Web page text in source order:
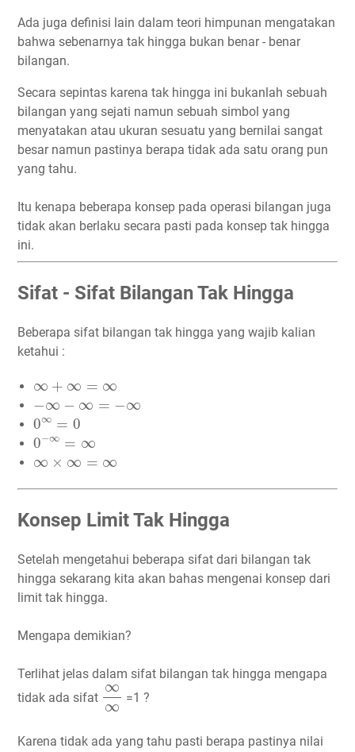
Ada juga definisi lain dalam teori himpunan mengatakan
bahwa sebenarnya tak hingga bukan benar - benar
bilangan.
Secara sepintas karena tak hingga ini bukanlah sebuah
bilangan yang sejati namun sebuah simbol yang
menyatakan atau ukuran sesuatu yang bernilai sangat
besar namun pastinya berapa tidak ada satu orang pun
yang tahu.
Itu kenapa beberapa konsep pada operasi bilangan juga
tidak akan berlaku secara pasti pada konsep tak hingga
ini.
Sifat - Sifat Bilangan Tak Hingga
Beberapa sifat bilangan tak hingga yang wajib kalian
ketahui :
∞ + ∞ = ∞
∞+ ∞ =∞
−∞ − ∞ = −∞
∞− =−∞
0∞ = 0
0∞
0−∞ = ∞
0−∞ ∞
∞ × ∞ = ∞
∞× ∞ =∞
Konsep Limit Tak Hingga
Setelah mengetahui beberapa sifat dari bilangan tak
hingga sekarang kita akan bahas mengenai konsep dari
limit tak hingga.
Mengapa demikian?
Terlihat jelas dalam sifat bilangan tak hingga mengapa
tidak ada sifat
∞
∞
∞∞
=1 ?
Karena tidak ada yang tahu pasti berapa pastinya nilai